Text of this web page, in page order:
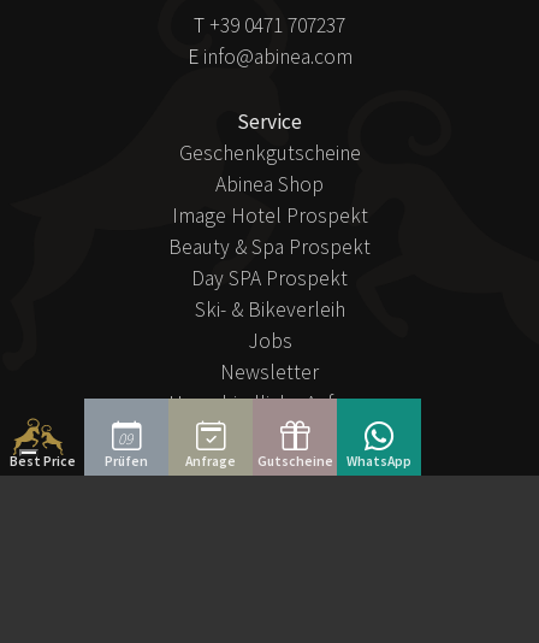
Best Price
09
Prüfen Anfrage Gutscheine WhatsApp
T +39 0471 707237
E info@abinea.com
Service
Geschenkgutscheine
Abinea Shop
Image Hotel Prospekt
Beauty & Spa Prospekt
Day SPA Prospekt
Ski- & Bikeverleih
Jobs
Newsletter
Unverbindliche Anfrage
Informationen
Anfahrt